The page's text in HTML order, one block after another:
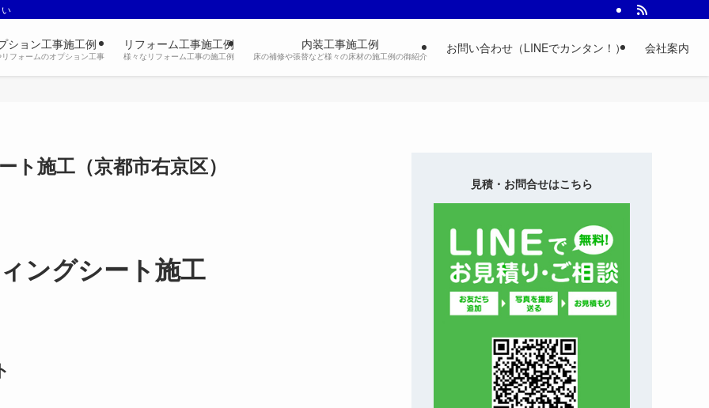
ション工事施工例
フォームのオプション工事
リフォーム工事施工例
様々なリフォーム工事の施工例
内装工事施工例
床の補修や張替など様々の床材の施工例の御紹介
お問い合わせ（LINEでカンタン！） 会社案内
施工（京都市右京区）
ングシート施工
見積・お問合せはこちら